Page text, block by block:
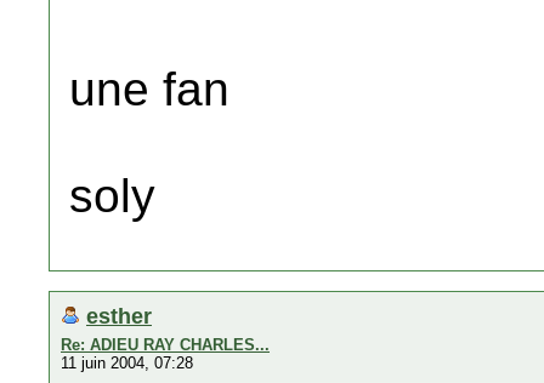
une fan
soly
esther
Re: ADIEU RAY CHARLES...
11 juin 2004, 07:28